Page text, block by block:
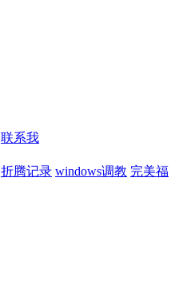
联系我
折腾记录 windows调教 完美福